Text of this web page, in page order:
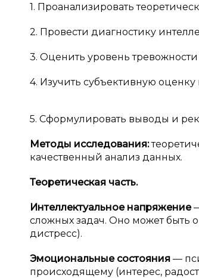
1. Проанализировать
2. Провести диагностику
3. Оценить уровень
4. Изучить субъективную оценку
5. Сформулировать выводы и
Методы исследования:
качественный анализ данных.
Теоретическая часть.
Интеллектуальное напряжение
сложных задач. Оно может
дистресс).
Эмоциональные состояния —
происходящему (интерес,